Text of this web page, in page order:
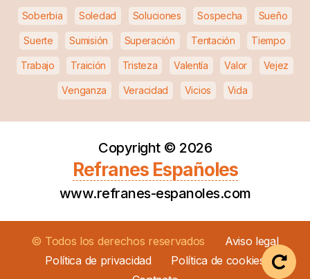
Soberbia Soledad Soluciones Sospecha Sueño
Suerte Sumisión Superación Tentación Tiempo
Trabajo Traición Tristeza Valentía Valor Vejez
Venganza Veracidad Vicios Vida
Copyright © 2026
Refranes Españoles
www.refranes-espanoles.com
© Todos los derechos reservados
Aviso legal
Política de privacidad
Política de cookies